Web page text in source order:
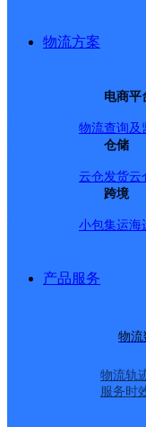
物流方案
电商平
物流查询及
仓储
云仓发货云
跨境
小包集运海
产品服务
物流
物流轨
服务时
已选
镇安县,
教场路
顺丰速运
派送范
聚联金